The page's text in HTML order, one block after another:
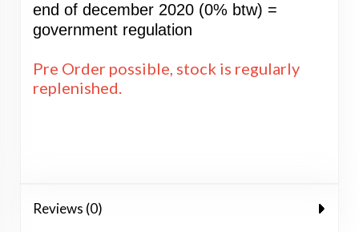
end of december 2020 (0% btw) =
government regulation
Pre Order possible, stock is regularly
replenished.
Reviews (0)